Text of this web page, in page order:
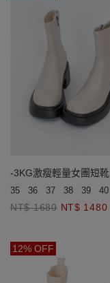
-3KG激瘦輕量女團短靴
35 36 37 38 39 40
NT$ 1680 NT$ 1480
12% OFF